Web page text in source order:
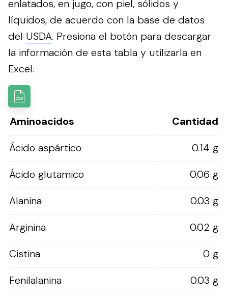
enlatados, en jugo, con piel, sólidos y
líquidos, de acuerdo con la base de datos
del USDA. Presiona el botón para descargar
la información de esta tabla y utilizarla en
Excel.
Aminoacidos
Cantidad
Ácido aspártico
0.14 g
Ácido glutamico
0.06 g
Alanina
0.03 g
Arginina
0.02 g
Cistina
0 g
Fenilalanina
0.03 g